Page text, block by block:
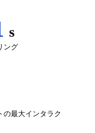
s
ング
の最大インタラク